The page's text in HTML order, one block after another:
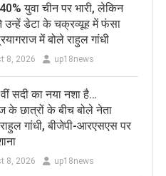
युवा चीन पर भारी, लेकिन
उन्हें डेटा के चक्रव्यूह में फंसा
में बोले राहुल गांधी
8, 2026 up18news
सदी का नया नशा है…
के छात्रों के बीच बोले नेता
राहुल गांधी, बीजेपी-आरएसएस पर
8, 2026 up18news